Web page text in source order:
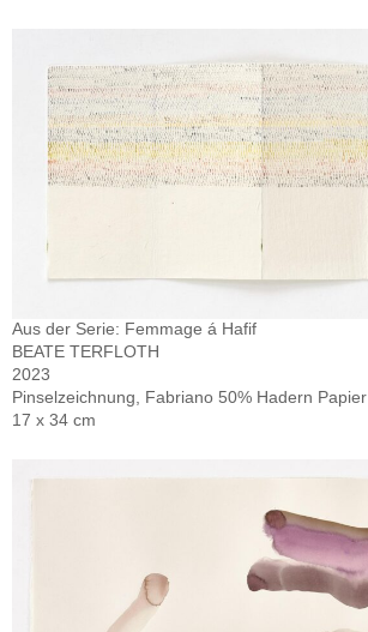
Aus der Serie: Femmage á Hafif
BEATE TERFLOTH
2023
Pinselzeichnung, Fabriano 50% Hadern Papier
17 x 34 cm